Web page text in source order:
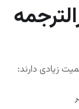
زیادی دارند: